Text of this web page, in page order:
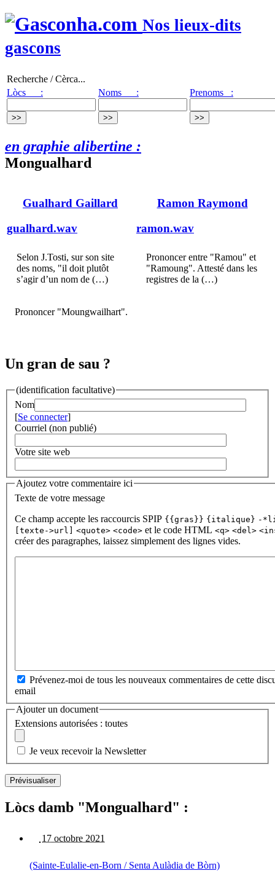
Nos lieux-dits
gascons
Recherche / Cèrca...
Lòcs :
Noms : Prenoms :
en graphie alibertine :
Mongualhard
Gualhard Gaillard
gualhard.wav
Selon J.Tosti, sur son site
des noms, "il doit plutôt
s’agir d’un nom de (…)
Ramon Raymond
ramon.wav
Prononcer entre "Ramou" et
"Ramoung". Attesté dans les
registres de la (…)
Prononcer "Moungwailhart".
Un gran de sau ?
(identification facultative)
Nom
[Se connecter]
Courriel (non publié)
Votre site web
Ajoutez votre commentaire ici
Texte de votre message
Ce champ accepte les raccourcis SPIP {{gras}} {italique} -
[texte->url] <quote> <code> et le code HTML <q> <del>
créer des paragraphes, laissez simplement des lignes vides.
Prévenez-moi de tous les nouveaux commentaires de cette
email
Ajouter un document
Extensions autorisées : toutes
Je veux recevoir la Newsletter
Lòcs damb "Mongualhard" :
17 octobre 2021
(Sainte-Eulalie-en-Born / Senta Aulàdia de Bòrn)